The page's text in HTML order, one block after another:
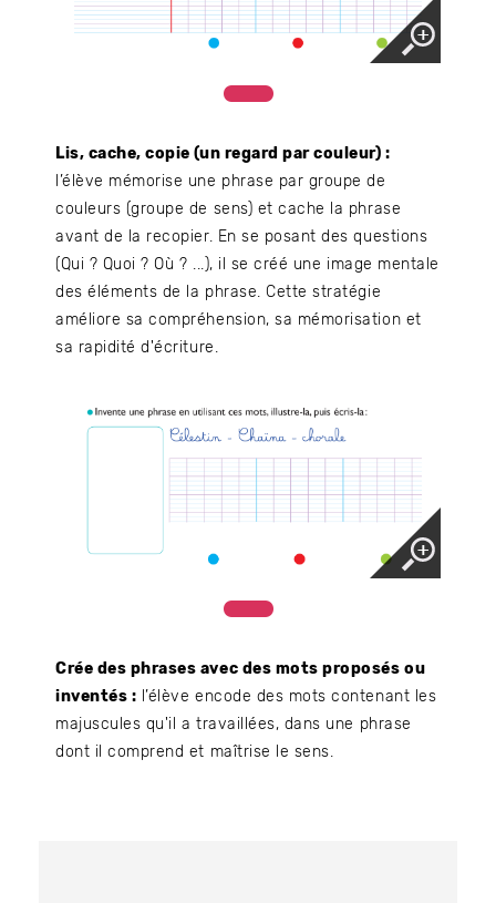
Lis, cache, copie (un regard par couleur) :
l’élève mémorise une phrase par groupe de
couleurs (groupe de sens) et cache la phrase
avant de la recopier. En se posant des questions
(Qui ? Quoi ? Où ? ...), il se créé une image mentale
des éléments de la phrase. Cette stratégie
améliore sa compréhension, sa mémorisation et
sa rapidité d'écriture.
Crée des phrases avec des mots proposés ou
inventés : l’élève encode des mots contenant les
majuscules qu'il a travaillées, dans une phrase
dont il comprend et maîtrise le sens.